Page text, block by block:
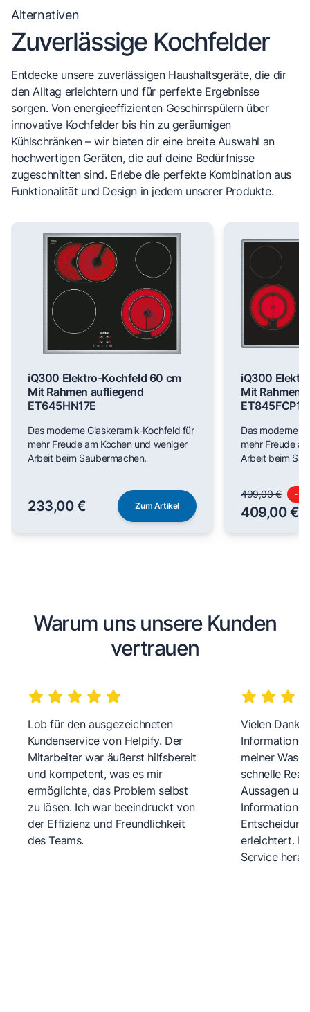
Alternativen
Zuverlässige Kochfelder
Entdecke unsere zuverlässigen Haushaltsgeräte, die dir
den Alltag erleichtern und für perfekte Ergebnisse
sorgen. Von energieeffizienten Geschirrspülern über
innovative Kochfelder bis hin zu geräumigen
Kühlschränken – wir bieten dir eine breite Auswahl an
hochwertigen Geräten, die auf deine Bedürfnisse
zugeschnitten sind. Erlebe die perfekte Kombination aus
Funktionalität und Design in jedem unserer Produkte.
iQ300 Elektro-Kochfeld 60 cm
Mit Rahmen aufliegend
ET645HN17E
Das moderne Glaskeramik-Kochfeld für
mehr Freude am Kochen und weniger
Arbeit beim Saubermachen.
233,00 € Zum Artikel
iQ300
Mit Rahmen
ET845FCP1D
Das moderne
mehr Freude
Arbeit beim
499,00 € -18
409,00 €
Warum uns unsere Kunden
vertrauen
Lob für den ausgezeichneten
Kundenservice von Helpify. Der
Mitarbeiter war äußerst hilfsbereit
und kompetent, was es mir
ermöglichte, das Problem selbst
zu lösen. Ich war beeindruckt von
der Effizienz und Freundlichkeit
des Teams.
Vielen Dank
meiner
schnelle
Aussagen
erleichtert.
Service